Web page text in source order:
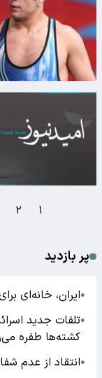
۱ ۲
پر بازدید
●ایران، خانه‌ای
●تلفات جدید
کشته‌ها طفره
●انتقاد از عدم